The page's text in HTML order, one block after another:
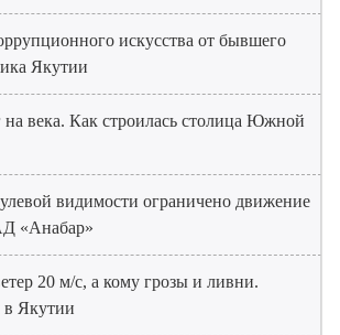
искусства от бывшего
Якутии
на века. Как строилась столица Южной
видимости ограничено движение
«Анабар»
20 м/с, а кому грозы и ливни.
Якутии